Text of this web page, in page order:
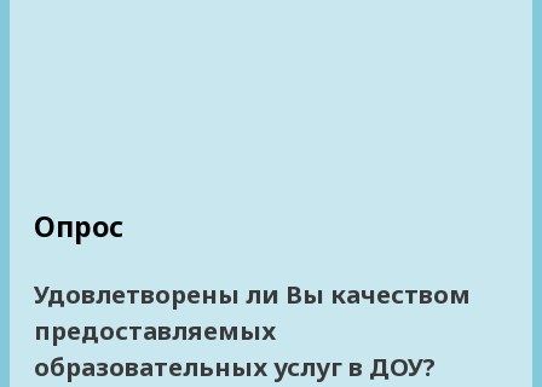
Опрос
Удовлетворены ли Вы качеством
предоставляемых
образовательных услуг в ДОУ?